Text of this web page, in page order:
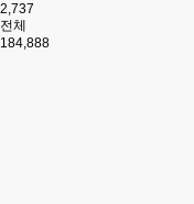
2,737
전체
184,888